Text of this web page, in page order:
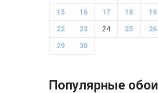
15 16 17 18 19
22 23 24 25 26
29 30
Популярные обои